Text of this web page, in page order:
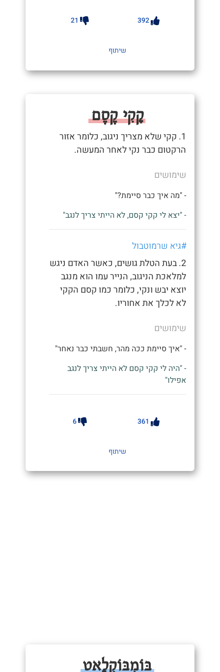
392
21
שיתוף
קָקִי קֶסֶם
1. קקי שלא מצריך ניגוב, כלומר אזור
הרקטום כבר נקי לאחר המעשה.
שימושים
- "מה איך כבר סיימת?"
- "יצא לי קקי קסם, לא הייתי צריך לנגב"
#גיא שרמוטבול
2. בעת הטלת גושים, כאשר האדם ניגש
למלאכת הניגוב, הנייר עמו הוא מנגב
יוצא יבש ונקי, כלומר כמו קסם הקקי
לא לכלך את אחוריו.
שימושים
- "איך סיימת ככה מהר, חשבתי כבר נאחר"
- "היה לי קקי קסם לא הייתי צריך לנגב
אפילו"
361
6
שיתוף
בּוֹמְבּוֹקְלָאט